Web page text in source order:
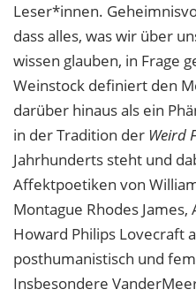
Leser*innen.
dass alles, was wir über
wissen glauben, in Frage
Weinstock definiert den
darüber hinaus als ein
in der Tradition der Weird
Jahrhunderts steht und
Affektpoetiken von
Montague Rhodes
Howard Philips Lovecraft
posthumanistisch und
Insbesondere